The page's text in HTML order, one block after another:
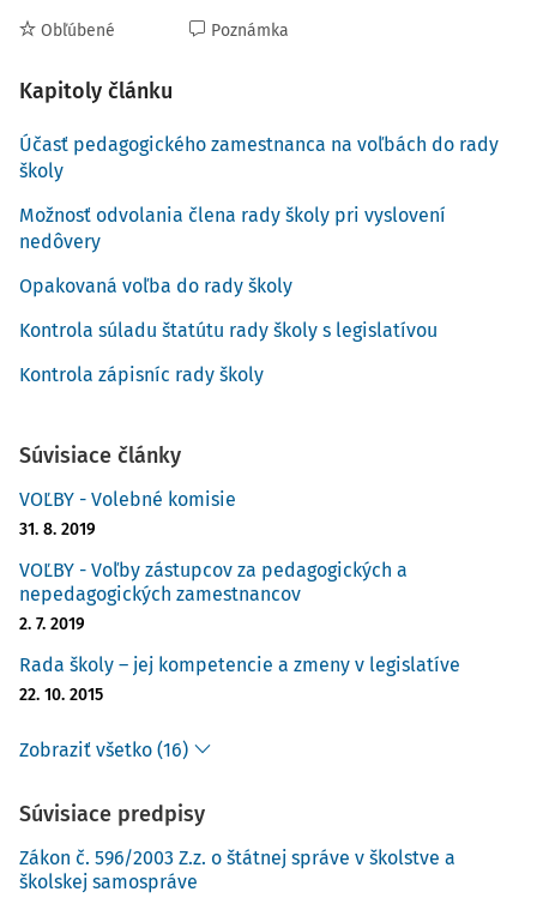
Obľúbené Poznámka
Kapitoly článku
Účasť pedagogického zamestnanca na voľbách do rady
školy
Možnosť odvolania člena rady školy pri vyslovení
nedôvery
Opakovaná voľba do rady školy
Kontrola súladu štatútu rady školy s legislatívou
Kontrola zápisníc rady školy
Súvisiace články
VOĽBY - Volebné komisie
31. 8. 2019
VOĽBY - Voľby zástupcov za pedagogických a
nepedagogických zamestnancov
2. 7. 2019
Rada školy – jej kompetencie a zmeny v legislatíve
22. 10. 2015
Zobraziť všetko (16)
Súvisiace predpisy
Zákon č. 596/2003 Z.z. o štátnej správe v školstve a
školskej samospráve